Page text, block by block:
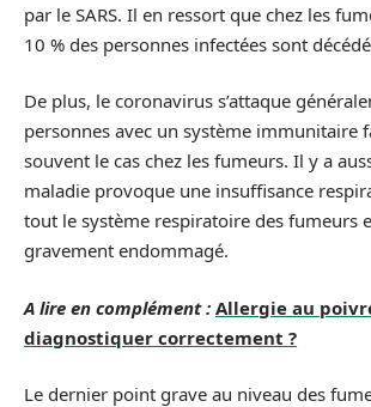
par le SARS. Il en ressort que chez les
10 % des personnes infectées sont
De plus, le coronavirus s’attaque
personnes avec un système immunitaire
souvent le cas chez les fumeurs. Il y a
maladie provoque une insuffisance
tout le système respiratoire des fumeurs
gravement endommagé.
A lire en complément : Allergie au
diagnostiquer correctement ?
Le dernier point grave au niveau des